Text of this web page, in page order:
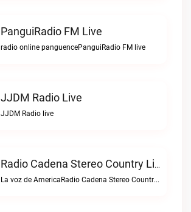
PanguiRadio FM Live
radio online panguencePanguiRadio FM live
JJDM Radio Live
JJDM Radio live
Radio Cadena Stereo Country Live
La voz de AmericaRadio Cadena Stereo Country live